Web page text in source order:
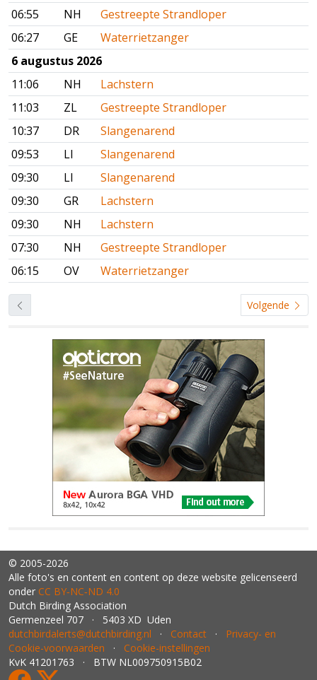
06:55
NH
Gestreepte Strandloper
06:27
GE
Waterrietzanger
6 augustus 2026
11:06
NH
Lachstern
11:03
ZL
Gestreepte Strandloper
10:37
DR
Slangenarend
09:53
LI
Slangenarend
09:30
LI
Slangenarend
09:30
GR
Lachstern
09:30
NH
Lachstern
07:30
NH
Gestreepte Strandloper
06:15
OV Waterrietzanger
Volgende
© 2005-2026
Alle foto's en content en content op deze website gelicenseerd
onder CC BY‑NC‑ND 4.0
Dutch Birding Association
Germenzeel 707 · 5403 XD Uden
dutchbirdalerts@dutchbirding.nl · Contact · Privacy- en
Cookie-voorwaarden · Cookie-instellingen
KvK 41201763 · BTW NL009750915B02